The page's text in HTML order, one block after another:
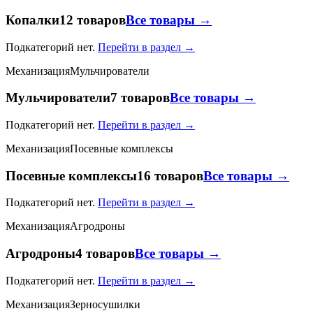
Копалки12 товаровВсе товары →
Подкатегорий нет. Перейти в раздел →
МеханизацияМульчирователи
Мульчирователи7 товаровВсе товары →
Подкатегорий нет. Перейти в раздел →
МеханизацияПосевные комплексы
Посевные комплексы16 товаровВсе товары →
Подкатегорий нет. Перейти в раздел →
МеханизацияАгродроны
Агродроны4 товаровВсе товары →
Подкатегорий нет. Перейти в раздел →
МеханизацияЗерносушилки